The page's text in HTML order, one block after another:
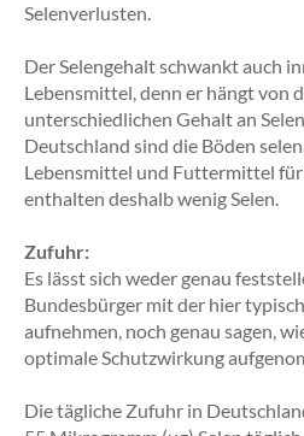
Selenverlusten.
Der Selengehalt schwankt auch
Lebensmittel, denn er hängt von
unterschiedlichen Gehalt an
Deutschland sind die Böden
Lebensmittel und Futtermittel
enthalten deshalb wenig Selen.
Zufuhr:
Es lässt sich weder genau
Bundesbürger mit der hier
aufnehmen, noch genau sagen,
optimale Schutzwirkung
Die tägliche Zufuhr in